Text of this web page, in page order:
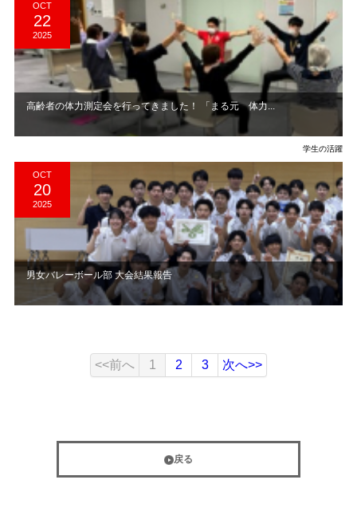
OCT
22
2025
高齢者の体力測定会を行ってきました！ 「まる元 体力...
学生の活躍
OCT
20
2025
男女バレーボール部 大会結果報告
<<前へ 1 2 3 次へ>>
戻る